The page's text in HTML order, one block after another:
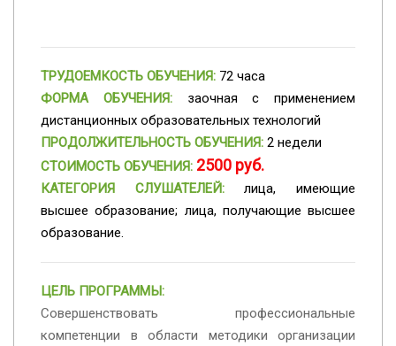
ТРУДОЕМКОСТЬ ОБУЧЕНИЯ: 72 часа
ФОРМА ОБУЧЕНИЯ: заочная с применением
дистанционных образовательных технологий
ПРОДОЛЖИТЕЛЬНОСТЬ ОБУЧЕНИЯ: 2 недели
СТОИМОСТЬ ОБУЧЕНИЯ: 2500 руб.
КАТЕГОРИЯ СЛУШАТЕЛЕЙ:лица, имеющие
высшее образование; лица, получающие высшее
образование.
ЦЕЛЬ ПРОГРАММЫ:
Совершенствовать профессиональные
компетенции в области методики организации